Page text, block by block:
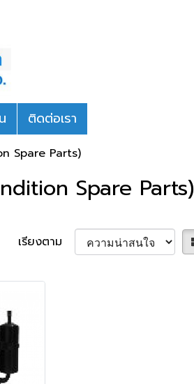
ติดต่อเรา
Spare Parts)
Spare Parts)
เรียงตาม